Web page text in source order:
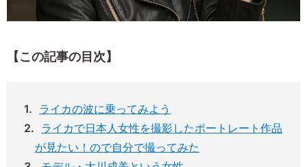
【この記事の目次】
ライカの波に乗ってみよう
ライカで日本人女性を撮影したポートレート作品
が見たい！ので自分で撮ってみた